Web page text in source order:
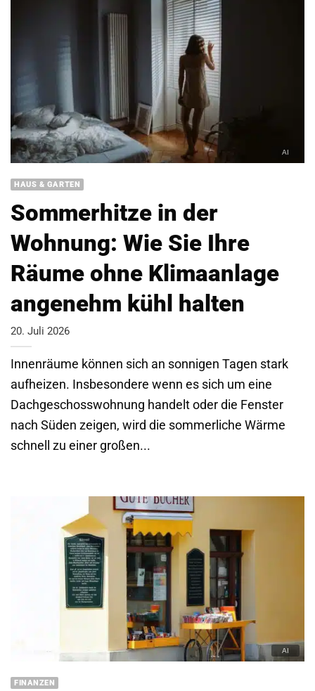
HAUS & GARTEN
Sommerhitze in der
Wohnung: Wie Sie Ihre
Räume ohne Klimaanlage
angenehm kühl halten
20. Juli 2026
Innenräume können sich an sonnigen Tagen stark
aufheizen. Insbesondere wenn es sich um eine
Dachgeschosswohnung handelt oder die Fenster
nach Süden zeigen, wird die sommerliche Wärme
schnell zu einer großen...
FINANZEN